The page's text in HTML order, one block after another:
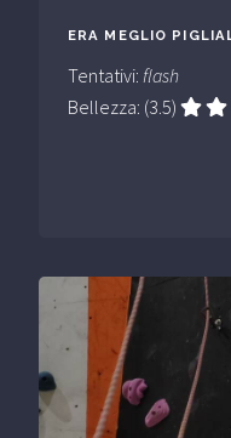
ERA MEGLIO
Tentativi: flash
Bellezza: (3.5)